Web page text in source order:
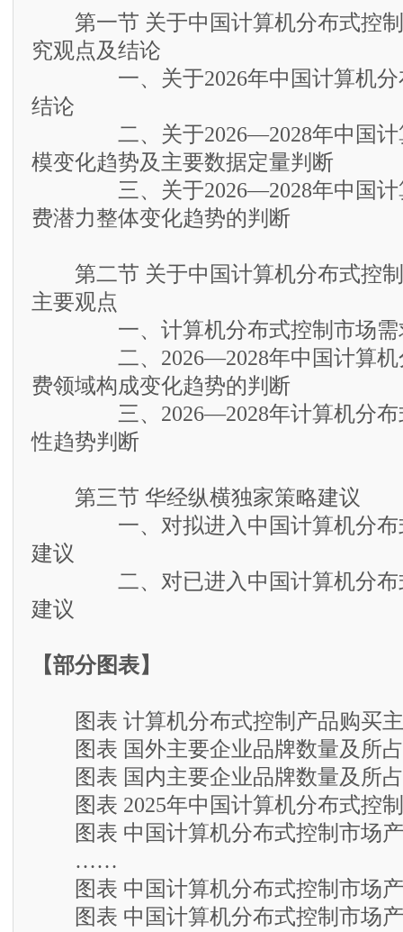
第一节 关于中国计算机分布式控制
究观点及结论
一、关于2026年中国计算机分布
结论
二、关于2026—2028年中国计算
模变化趋势及主要数据定量判断
三、关于2026—2028年中国计算
费潜力整体变化趋势的判断
第二节 关于中国计算机分布式控制
主要观点
一、计算机分布式控制市场需
二、2026—2028年中国计算机分
费领域构成变化趋势的判断
三、2026—2028年计算机分布式
性趋势判断
第三节 华经纵横独家策略建议
一、对拟进入中国计算机分布式
建议
二、对已进入中国计算机分布式
建议
【部分图表】
图表 计算机分布式控制产品购买
图表 国外主要企业品牌数量及所
图表 国内主要企业品牌数量及所
图表 2025年中国计算机分布式控制
图表 中国计算机分布式控制市场产
……
图表 中国计算机分布式控制市场产
图表 中国计算机分布式控制市场产